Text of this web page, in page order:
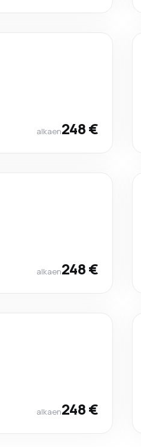
alkaen248 €
alkaen248 €
alkaen248 €